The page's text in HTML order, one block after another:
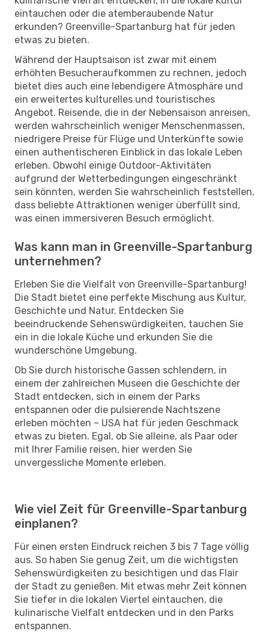
eintauchen oder die atemberaubende Natur
erkunden? Greenville-Spartanburg hat für jeden
etwas zu bieten.
Während der Hauptsaison ist zwar mit einem
erhöhten Besucheraufkommen zu rechnen, jedoch
bietet dies auch eine lebendigere Atmosphäre und
ein erweitertes kulturelles und touristisches
Angebot. Reisende, die in der Nebensaison anreisen,
werden wahrscheinlich weniger Menschenmassen,
niedrigere Preise für Flüge und Unterkünfte sowie
einen authentischeren Einblick in das lokale Leben
erleben. Obwohl einige Outdoor-Aktivitäten
aufgrund der Wetterbedingungen eingeschränkt
sein könnten, werden Sie wahrscheinlich feststellen,
dass beliebte Attraktionen weniger überfüllt sind,
was einen immersiveren Besuch ermöglicht.
Was kann man in Greenville-Spartanburg
unternehmen?
Erleben Sie die Vielfalt von Greenville-Spartanburg!
Die Stadt bietet eine perfekte Mischung aus Kultur,
Geschichte und Natur. Entdecken Sie
beeindruckende Sehenswürdigkeiten, tauchen Sie
ein in die lokale Küche und erkunden Sie die
wunderschöne Umgebung.
Ob Sie durch historische Gassen schlendern, in
einem der zahlreichen Museen die Geschichte der
Stadt entdecken, sich in einem der Parks
entspannen oder die pulsierende Nachtszene
erleben möchten – USA hat für jeden Geschmack
etwas zu bieten. Egal, ob Sie alleine, als Paar oder
mit Ihrer Familie reisen, hier werden Sie
unvergessliche Momente erleben.
Wie viel Zeit für Greenville-Spartanburg
einplanen?
Für einen ersten Eindruck reichen 3 bis 7 Tage völlig
aus. So haben Sie genug Zeit, um die wichtigsten
Sehenswürdigkeiten zu besichtigen und das Flair
der Stadt zu genießen. Mit etwas mehr Zeit können
Sie tiefer in die lokalen Viertel eintauchen, die
kulinarische Vielfalt entdecken und in den Parks
entspannen.